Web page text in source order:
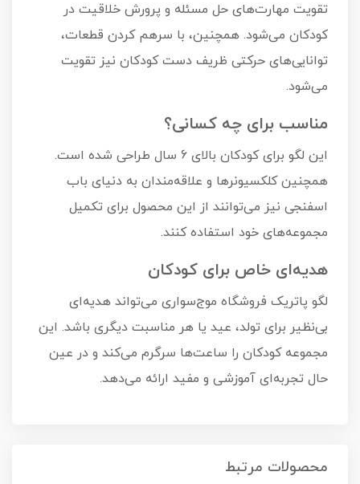
تقویت مهارت‌های حل مسئله و پرورش خلاقیت در
کودکان می‌شود. همچنین، با سرهم کردن قطعات،
توانایی‌های حرکتی ظریف دست کودکان نیز تقویت
می‌شود.
مناسب برای چه کسانی؟
این لگو برای کودکان بالای 6 سال طراحی شده است.
همچنین کلکسیونرها و علاقه‌مندان به دنیای باب
اسفنجی نیز می‌توانند از این محصول برای تکمیل
مجموعه‌های خود استفاده کنند.
هدیه‌ای خاص برای کودکان
لگو پاتریک فروشگاه موج‌سواری می‌تواند هدیه‌ای
بی‌نظیر برای تولد، عید یا هر مناسبت دیگری باشد. این
مجموعه کودکان را ساعت‌ها سرگرم می‌کند و در عین
حال تجربه‌ای آموزشی و مفید ارائه می‌دهد.
محصولات مرتبط